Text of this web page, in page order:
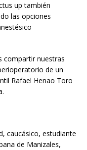
up también
las opciones
compartir nuestras
de un
Rafael Henao Toro
caucásico, estudiante
de Manizales,